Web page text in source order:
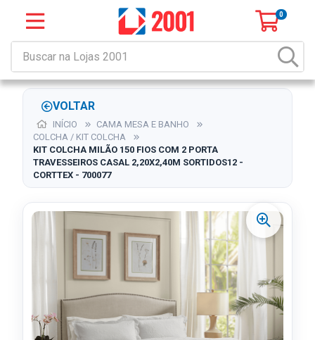
0
VOLTAR
INÍCIO
CAMA MESA E BANHO
COLCHA / KIT COLCHA
KIT COLCHA MILÃO 150 FIOS COM 2 PORTA
TRAVESSEIROS CASAL 2,20X2,40M SORTIDOS12 -
CORTTEX - 700077